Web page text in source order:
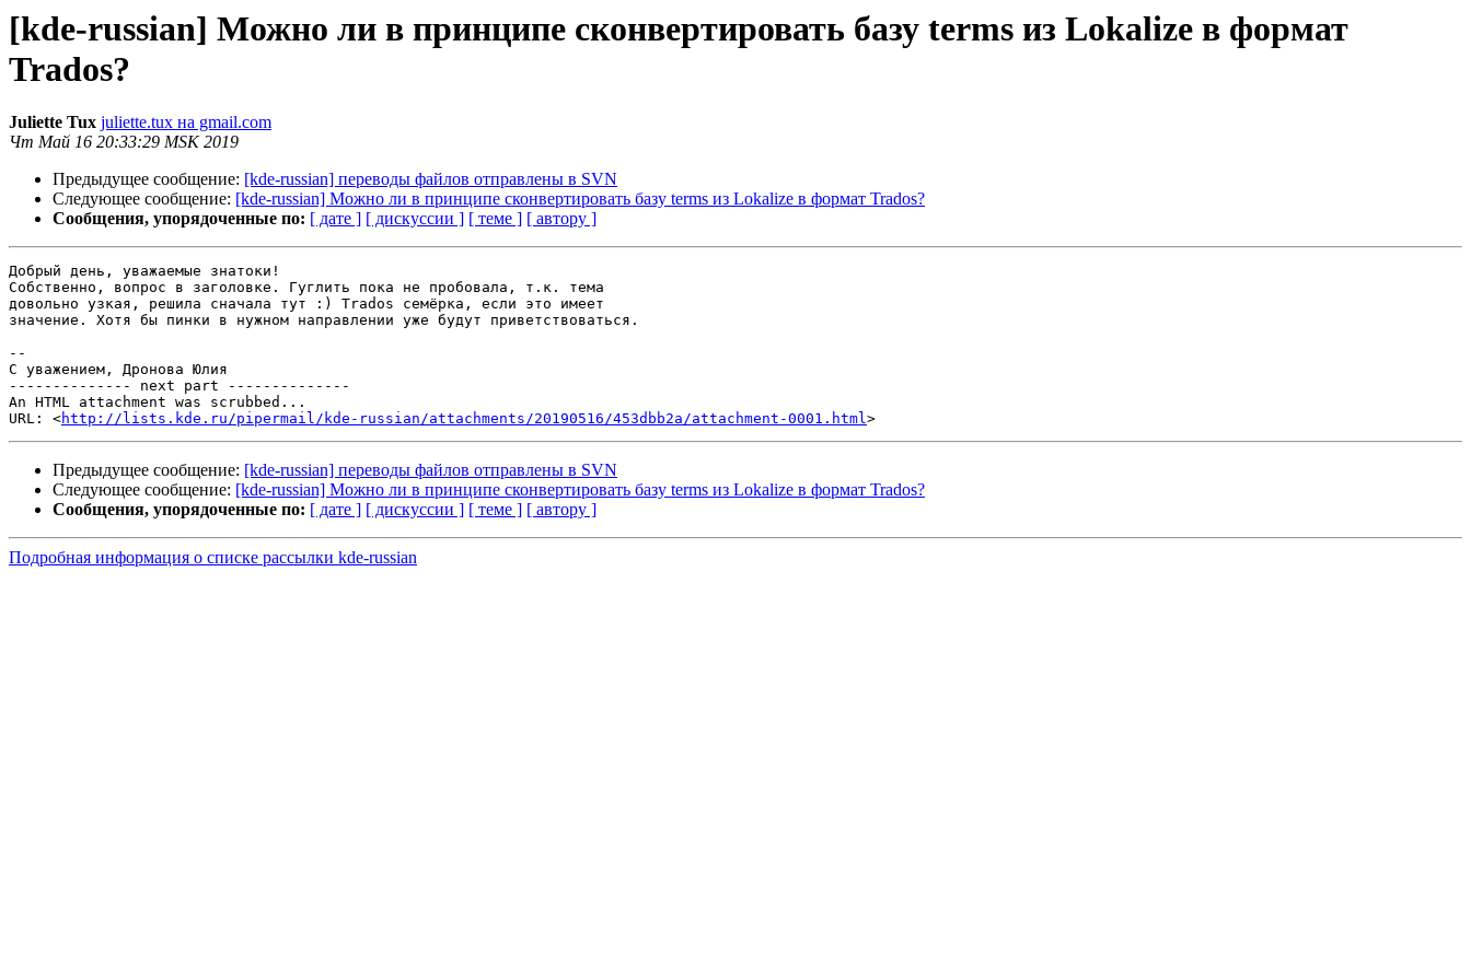
[kde-russian] Можно ли в принципе сконвертировать базу terms из Lokalize в формат
Trados?
Juliette Tux juliette.tux на gmail.com
Чт Май 16 20:33:29 MSK 2019
Предыдущее сообщение: [kde-russian] переводы файлов отправлены в SVN
Следующее сообщение: [kde-russian] Можно ли в принципе сконвертировать базу terms из Lokalize в формат Trados?
Сообщения, упорядоченные по: [ дате ] [ дискуссии ] [ теме ] [ автору ]
Добрый день, уважаемые знатоки!
Собственно, вопрос в заголовке. Гуглить пока не пробовала, т.к. тема
довольно узкая, решила сначала тут :) Trados семёрка, если это имеет
значение. Хотя бы пинки в нужном направлении уже будут приветствоваться.
--
С уважением, Дронова Юлия
-------------- next part --------------
An HTML attachment was scrubbed...
URL: <http://lists.kde.ru/pipermail/kde-russian/attachments/20190516/453dbb2a/attachment-0001.html
Предыдущее сообщение: [kde-russian] переводы файлов отправлены в SVN
Следующее сообщение: [kde-russian] Можно ли в принципе сконвертировать базу terms из Lokalize в формат Trados?
Сообщения, упорядоченные по: [ дате ] [ дискуссии ] [ теме ] [ автору ]
Подробная информация о списке рассылки kde-russian